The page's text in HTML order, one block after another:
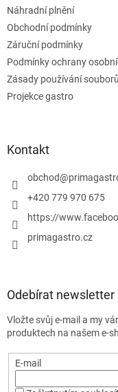
Náhradní plnění
Obchodní podmínky
Záruční podmínky
Podmínky ochrany
Zásady používání
Projekce gastro
Kontakt
obchod@
+420 779 970 675
https://
primagastro.cz
Odebírat newsletter
Vložte svůj e-mail a my
produktech na našem e-
E-mail